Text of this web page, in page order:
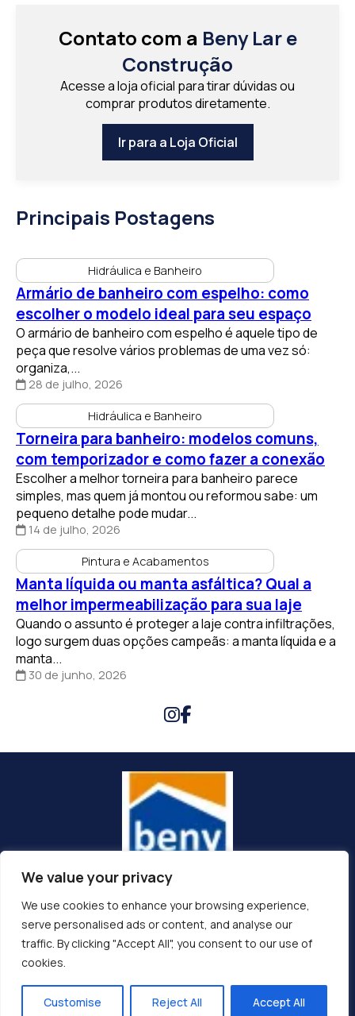
We value your privacy
We use cookies to enhance your browsing experience,
serve personalised ads or content, and analyse our
traffic. By clicking "Accept All", you consent to our use of
cookies.
Customise Reject All Accept All
Contato com a Beny Lar e
Construção
Acesse a loja oficial para tirar dúvidas ou
comprar produtos diretamente.
Ir para a Loja Oficial
Principais Postagens
Hidráulica e Banheiro
Armário de banheiro com espelho: como
escolher o modelo ideal para seu espaço
O armário de banheiro com espelho é aquele tipo de
peça que resolve vários problemas de uma vez só:
organiza,...
28 de julho, 2026
Hidráulica e Banheiro
Torneira para banheiro: modelos comuns,
com temporizador e como fazer a conexão
Escolher a melhor torneira para banheiro parece
simples, mas quem já montou ou reformou sabe: um
pequeno detalhe pode mudar...
14 de julho, 2026
Pintura e Acabamentos
Manta líquida ou manta asfáltica? Qual a
melhor impermeabilização para sua laje
Quando o assunto é proteger a laje contra infiltrações,
logo surgem duas opções campeãs: a manta líquida e a
manta...
30 de junho, 2026
vendas@beny.com.br
Av. Álvaro Maia/Boulevard , 1449 - Praça 14 de Janeiro , Manaus